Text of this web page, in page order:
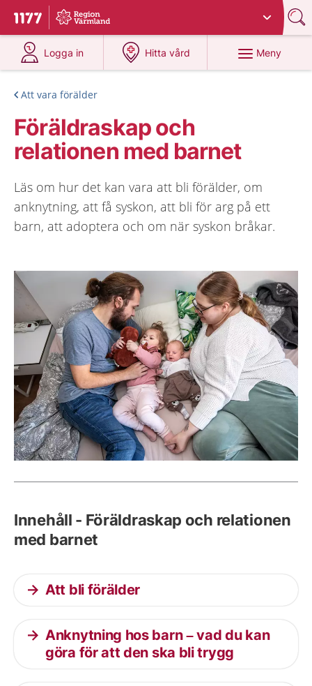
Till startsidan för 1177
Du har valt region
Logga in
på 1177.se
Hitta vård
på 1177.se
Meny
Att vara förälder
Föräldraskap och
relationen med barnet
Läs om hur det kan vara att bli förälder, om
anknytning, att få syskon, att bli för arg på ett
barn, att adoptera och om när syskon bråkar.
Innehåll - Föräldraskap och relationen
med barnet
Att bli förälder
Anknytning hos barn – vad du kan
göra för att den ska bli trygg